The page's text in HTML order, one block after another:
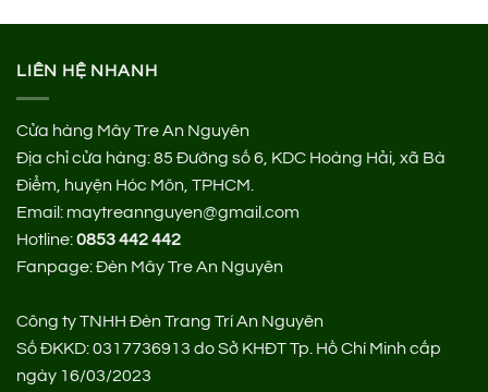
LIÊN HỆ NHANH
Cửa hàng Mây Tre An Nguyên
Địa chỉ cửa hàng:85 Đường số 6, KDC Hoàng Hải, xã Bà
Điểm, huyện Hóc Môn, TPHCM.
Email: maytreannguyen@gmail.com
Hotline:0853 442 442
Fanpage:Đèn Mây Tre An Nguyên
Công ty TNHH Đèn Trang Trí An Nguyên
Số ĐKKD: 0317736913 do Sở KHĐT Tp. Hồ Chí Minh cấp
ngày 16/03/2023